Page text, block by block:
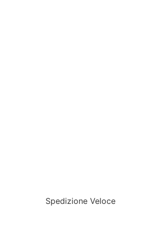
Spedizione Veloce